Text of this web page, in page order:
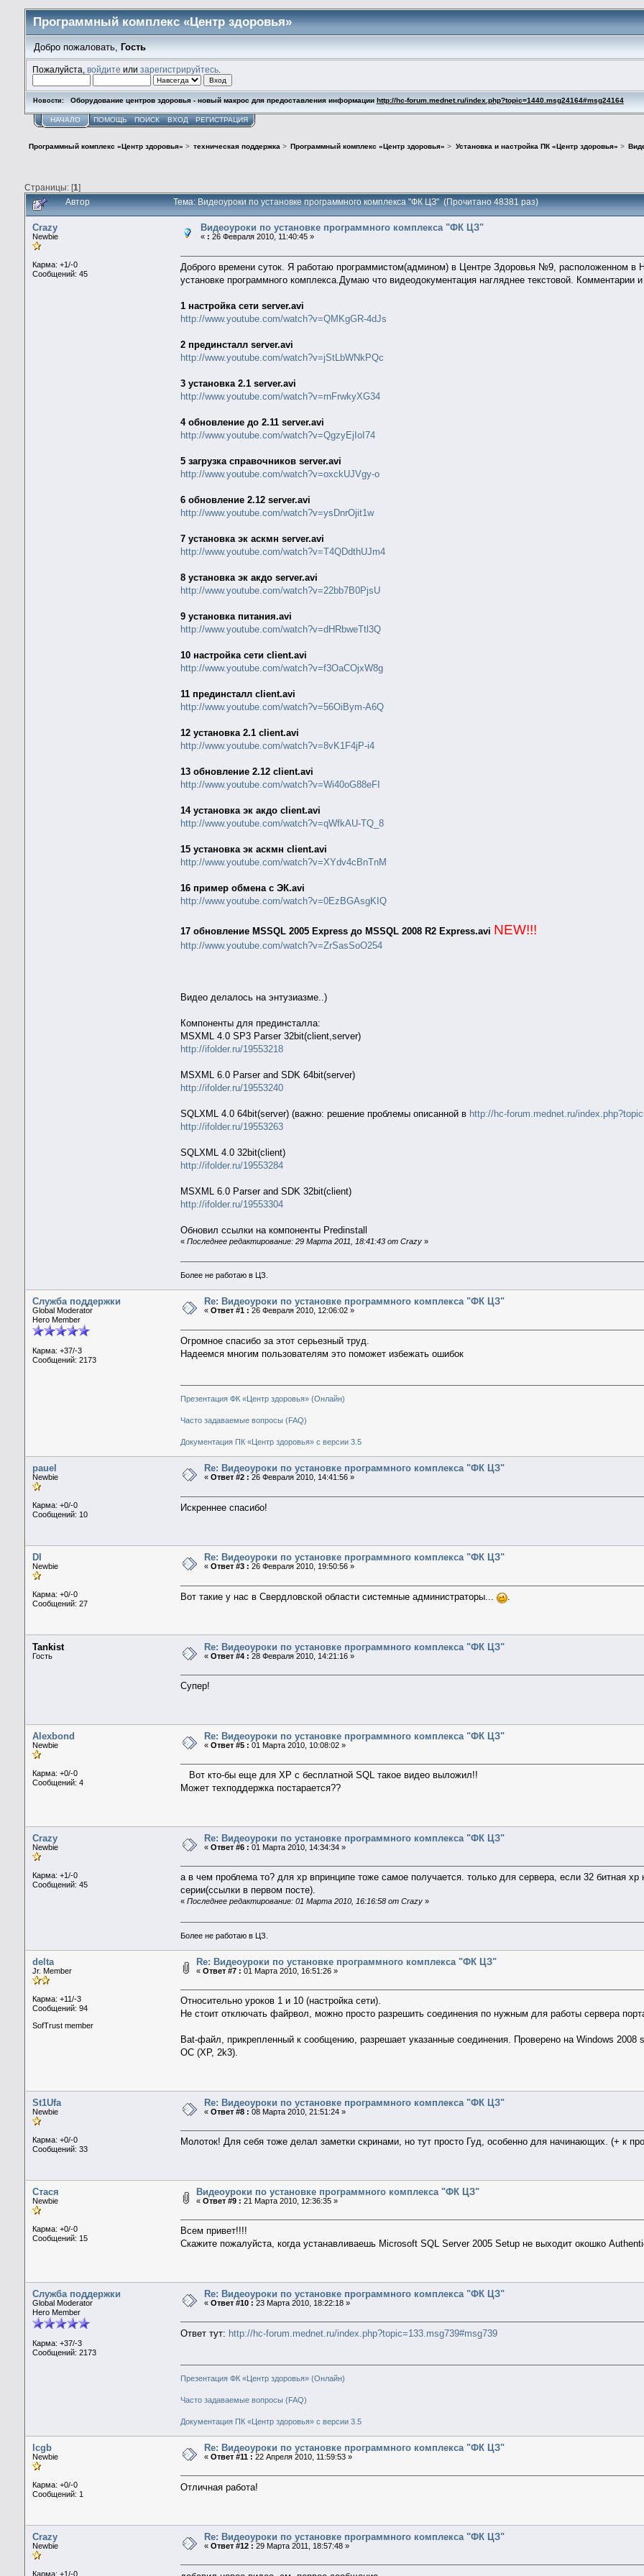
Программный комплекс «Центр здоровья»
Добро пожаловать, Гость
Пожалуйста, войдите или зарегистрируйтесь.
Новости: Оборудование центров здоровья - новый макрос для предоставления информации http://hc-forum.mednet.ru/index.php?topic=1440.msg24164#msg24164
НАЧАЛО ПОМОЩЬ ПОИСК ВХОД РЕГИСТРАЦИЯ
Программный комплекс «Центр здоровья» > техническая поддержка > Программный комплекс «Центр здоровья» > Установка и настройка ПК «Центр здоровья» >
Страницы: [1]
Автор Тема: Видеоуроки по установке программного комплекса "ФК ЦЗ" (Прочитано 48381 раз)
Crazy
Newbie
Карма: +1/-0
Сообщений: 45
Видеоуроки по установке программного комплекса "ФК ЦЗ"
« : 26 Февраля 2010, 11:40:45 »
Доброго времени суток. Я работаю программистом(админом) в Центре Здоровья №9, расположенном
установке программного комплекса.Думаю что видеодокументация нагляднее текстовой. Комментарии и
1 настройка сети server.avi
http://www.youtube.com/watch?v=QMKgGR-4dJs
2 прединсталл server.avi
http://www.youtube.com/watch?v=jStLbWNkPQc
3 установка 2.1 server.avi
http://www.youtube.com/watch?v=rnFrwkyXG34
4 обновление до 2.11 server.avi
http://www.youtube.com/watch?v=QgzyEjIoI74
5 загрузка справочников server.avi
http://www.youtube.com/watch?v=oxckUJVgy-o
6 обновление 2.12 server.avi
http://www.youtube.com/watch?v=ysDnrOjit1w
7 установка эк аскмн server.avi
http://www.youtube.com/watch?v=T4QDdthUJm4
8 установка эк акдо server.avi
http://www.youtube.com/watch?v=22bb7B0PjsU
9 установка питания.avi
http://www.youtube.com/watch?v=dHRbweTtl3Q
10 настройка сети client.avi
http://www.youtube.com/watch?v=f3OaCOjxW8g
11 прединсталл client.avi
http://www.youtube.com/watch?v=56OiBym-A6Q
12 установка 2.1 client.avi
http://www.youtube.com/watch?v=8vK1F4jP-i4
13 обновление 2.12 client.avi
http://www.youtube.com/watch?v=Wi40oG88eFI
14 установка эк акдо client.avi
http://www.youtube.com/watch?v=qWfkAU-TQ_8
15 установка эк аскмн client.avi
http://www.youtube.com/watch?v=XYdv4cBnTnM
16 пример обмена с ЭК.avi
http://www.youtube.com/watch?v=0EzBGAsgKIQ
17 обновление MSSQL 2005 Express до MSSQL 2008 R2 Express.avi NEW!!!
http://www.youtube.com/watch?v=ZrSasSoO254
Видео делалось на энтузиазме..)
Компоненты для прединсталла:
MSXML 4.0 SP3 Parser 32bit(client,server)
http://ifolder.ru/19553218
MSXML 6.0 Parser and SDK 64bit(server)
http://ifolder.ru/19553240
SQLXML 4.0 64bit(server) (важно: решение проблемы описанной в http://hc-forum.mednet.ru/
http://ifolder.ru/19553263
SQLXML 4.0 32bit(client)
http://ifolder.ru/19553284
MSXML 6.0 Parser and SDK 32bit(client)
http://ifolder.ru/19553304
Обновил ссылки на компоненты Predinstall
«Последнее редактирование: 29 Марта 2011, 18:41:43 от Crazy »
Более не работаю в ЦЗ.
Служба поддержки
Global Moderator
Hero Member
Карма: +37/-3
Сообщений: 2173
Re: Видеоуроки по установке программного комплекса "ФК ЦЗ"
« Ответ #1 : 26 Февраля 2010, 12:06:02 »
Огромное спасибо за этот серьезный труд.
Надеемся многим пользователям это поможет избежать ошибок
Презентация ФК «Центр здоровья» (Онлайн)
Часто задаваемые вопросы (FAQ)
Документация ПК «Центр здоровья» с версии 3.5
pauel
Newbie
Карма: +0/-0
Сообщений: 10
Re: Видеоуроки по установке программного комплекса "ФК ЦЗ"
« Ответ #2 : 26 Февраля 2010, 14:41:56 »
Искреннее спасибо!
DI
Newbie
Карма: +0/-0
Сообщений: 27
Re: Видеоуроки по установке программного комплекса "ФК ЦЗ"
« Ответ #3 : 26 Февраля 2010, 19:50:56 »
Вот такие у нас в Свердловской области системные администраторы... .
Tankist
Гость
Re: Видеоуроки по установке программного комплекса "ФК ЦЗ"
« Ответ #4 : 28 Февраля 2010, 14:21:16 »
Супер!
Alexbond
Newbie
Карма: +0/-0
Сообщений: 4
Re: Видеоуроки по установке программного комплекса "ФК ЦЗ"
« Ответ #5 : 01 Марта 2010, 10:08:02 »
Вот кто-бы еще для ХР с бесплатной SQL такое видео выложил!!
Может техподдержка постарается??
Crazy
Newbie
Карма: +1/-0
Сообщений: 45
Re: Видеоуроки по установке программного комплекса "ФК ЦЗ"
« Ответ #6 : 01 Марта 2010, 14:34:34 »
а в чем проблема то? для xp впринципе тоже самое получается. только для сервера, если 32 битная
серии(ссылки в первом посте).
«Последнее редактирование: 01 Марта 2010, 16:16:58 от Crazy »
Более не работаю в ЦЗ.
delta
Jr. Member
Карма: +11/-3
Сообщений: 94
SofTrust member
Re: Видеоуроки по установке программного комплекса "ФК ЦЗ"
« Ответ #7 : 01 Марта 2010, 16:51:26 »
Относительно уроков 1 и 10 (настройка сети).
Не стоит отключать файрвол, можно просто разрешить соединения по нужным для работы сервера
Bat-файл, прикрепленный к сообщению, разрешает указанные соединения. Проверено на Windows 2008
ОС (XP, 2k3).
St1Ufa
Newbie
Карма: +0/-0
Сообщений: 33
Re: Видеоуроки по установке программного комплекса "ФК ЦЗ"
« Ответ #8 : 08 Марта 2010, 21:51:24 »
Молоток! Для себя тоже делал заметки скринами, но тут просто Гуд, особенно для начинающих. (+ к
Стася
Newbie
Карма: +0/-0
Сообщений: 15
Видеоуроки по установке программного комплекса "ФК ЦЗ"
« Ответ #9 : 21 Марта 2010, 12:36:35 »
Всем привет!!!!
Скажите пожалуйста, когда устанавливаешь Microsoft SQL Server 2005 Setup не выходит окошко
Служба поддержки
Global Moderator
Hero Member
Карма: +37/-3
Сообщений: 2173
Re: Видеоуроки по установке программного комплекса "ФК ЦЗ"
« Ответ #10 : 23 Марта 2010, 18:22:18 »
Ответ тут: http://hc-forum.mednet.ru/index.php?topic=133.msg739#msg739
Презентация ФК «Центр здоровья» (Онлайн)
Часто задаваемые вопросы (FAQ)
Документация ПК «Центр здоровья» с версии 3.5
lcgb
Newbie
Карма: +0/-0
Сообщений: 1
Re: Видеоуроки по установке программного комплекса "ФК ЦЗ"
« Ответ #11 : 22 Апреля 2010, 11:59:53 »
Отличная работа!
Crazy
Newbie
Карма: +1/-0
Re: Видеоуроки по установке программного комплекса "ФК ЦЗ"
« Ответ #12 : 29 Марта 2011, 18:57:48 »